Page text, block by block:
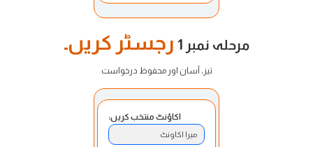
مرحلہ نمبر 1 رجسٹر کریں۔
تیز، آسان اور محفوظ درخواست
اکاؤنٹ منتخب کریں:
میرا اکاونٹ